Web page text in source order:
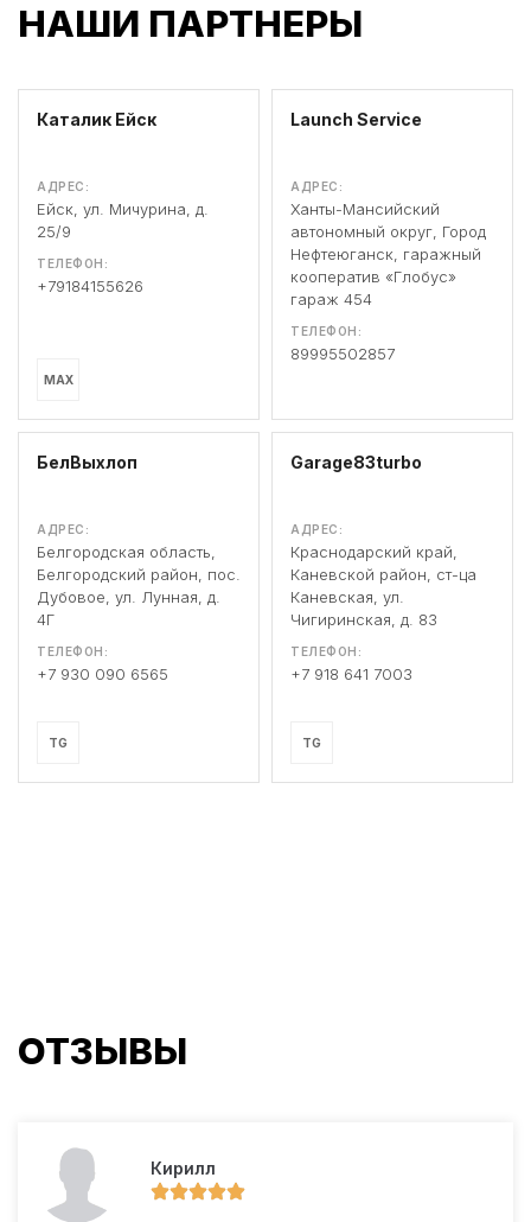
НАШИ ПАРТНЕРЫ
Каталик Ейск
АДРЕС:
Ейск, ул. Мичурина, д.
25/9
ТЕЛЕФОН:
+79184155626
MAX
Launch Service
АДРЕС:
Ханты-Мансийский
автономный округ, Город
Нефтеюганск, гаражный
кооператив «Глобус»
гараж 454
ТЕЛЕФОН:
89995502857
БелВыхлоп
АДРЕС:
Белгородская область,
Белгородский район, пос.
Дубовое, ул. Лунная, д.
4Г
ТЕЛЕФОН:
+7 930 090 6565
TG
Garage83turbo
АДРЕС:
Краснодарский край,
Каневской район, ст-ца
Каневская, ул.
Чигиринская, д. 83
ТЕЛЕФОН:
+7 918 641 7003
TG
ОТЗЫВЫ
Кирилл